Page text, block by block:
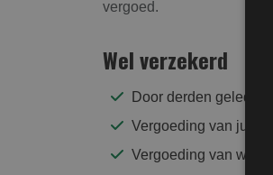
vergoed.
Wel verzekerd
Door derden
Vergoeding van
Vergoeding van